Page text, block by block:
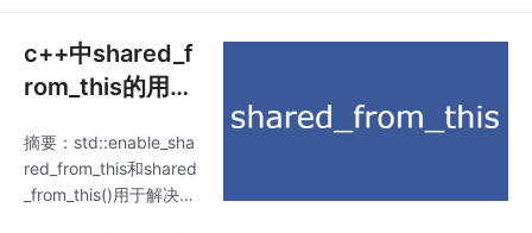
c++中shared_f
rom_this的用法
我学c++）
摘要：std::enable_sha
red_from_this和shared
_from_this()用于解决在